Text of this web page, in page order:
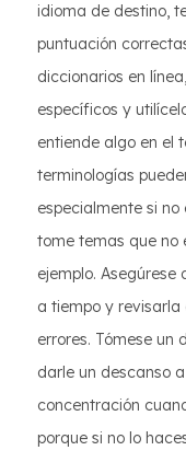
idioma de destino,
puntuación
diccionarios en
específicos y
entiende algo en el
terminologías
especialmente si
tome temas que no
ejemplo.
a tiempo y
errores. Tómese un
darle un descanso
concentración
porque si no lo